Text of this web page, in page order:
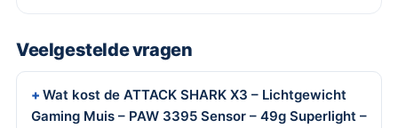
Veelgestelde vragen
Wat kost de ATTACK SHARK X3 – Lichtgewicht
Gaming Muis – PAW 3395 Sensor – 49g Superlight –